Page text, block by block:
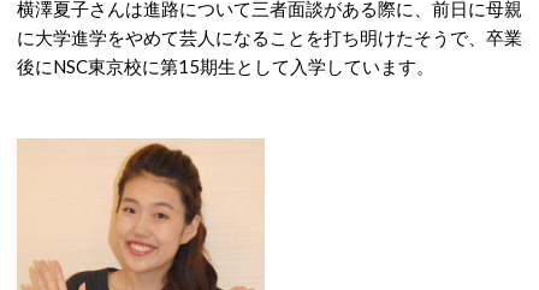
横澤夏子さんは進路について三者面談がある際に、前日に母親
に大学進学をやめて芸人になることを打ち明けたそうで、卒業
後にNSC東京校に第15期生として入学しています。